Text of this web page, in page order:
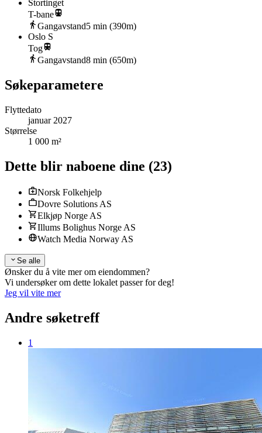
Stortinget
T-bane
Gangavstand5 min (390m)
Oslo S
Tog
Gangavstand8 min (650m)
Søkeparametere
Flyttedato
januar 2027
Størrelse
1 000 m²
Dette blir naboene dine (23)
Norsk Folkehjelp
Dovre Solutions AS
Elkjøp Norge AS
Illums Bolighus Norge AS
Watch Media Norway AS
Se alle
Ønsker du å vite mer om eiendommen?
Vi undersøker om dette lokalet passer for deg!
Jeg vil vite mer
Andre søketreff
1